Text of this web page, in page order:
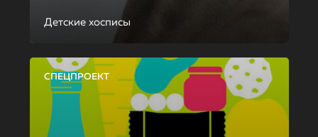
Детские хосписы
СПЕЦПРОЕКТ